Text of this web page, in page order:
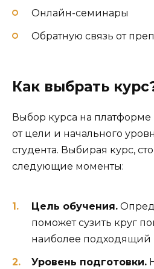
Онлайн-семинары
Обратную связь от
Как выбрать
Выбор курса на платформе
от цели и начального
студента. Выбирая курс,
следующие моменты:
Цель обучения.
поможет сузить круг
наиболее подходящий
Уровень подготовки.